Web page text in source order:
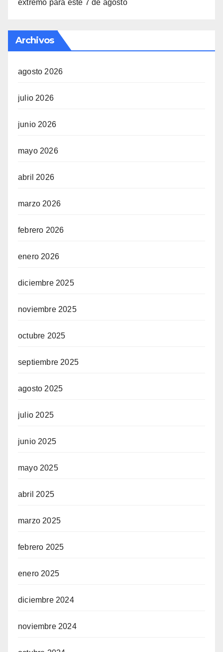
extremo para este 7 de agosto
Archivos
agosto 2026
julio 2026
junio 2026
mayo 2026
abril 2026
marzo 2026
febrero 2026
enero 2026
diciembre 2025
noviembre 2025
octubre 2025
septiembre 2025
agosto 2025
julio 2025
junio 2025
mayo 2025
abril 2025
marzo 2025
febrero 2025
enero 2025
diciembre 2024
noviembre 2024